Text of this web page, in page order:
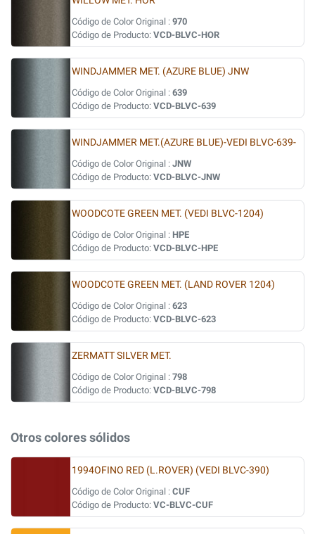
Código de Color Original : 970
Código de Producto: VCD-BLVC-HOR
WINDJAMMER MET. (AZURE BLUE) JNW
Código de Color Original : 639
Código de Producto: VCD-BLVC-639
WINDJAMMER MET.(AZURE BLUE)-VEDI BLVC-639-
Código de Color Original : JNW
Código de Producto: VCD-BLVC-JNW
WOODCOTE GREEN MET. (VEDI BLVC-1204)
Código de Color Original : HPE
Código de Producto: VCD-BLVC-HPE
WOODCOTE GREEN MET. (LAND ROVER 1204)
Código de Color Original : 623
Código de Producto: VCD-BLVC-623
ZERMATT SILVER MET.
Código de Color Original : 798
Código de Producto: VCD-BLVC-798
Otros colores sólidos
1994OFINO RED (L.ROVER) (VEDI BLVC-390)
Código de Color Original : CUF
Código de Producto: VC-BLVC-CUF